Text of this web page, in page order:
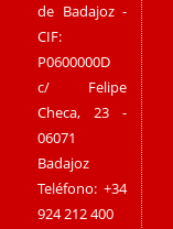
de Badajoz -
CIF:
P0600000D
c/ Felipe
Checa, 23 -
06071
Badajoz
Teléfono: +34
924 212 400